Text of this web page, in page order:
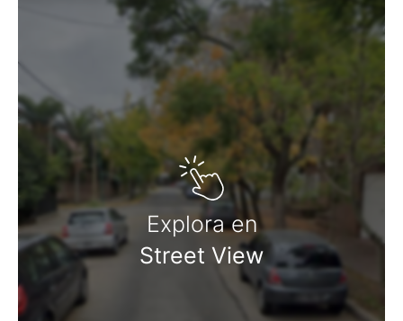
Explora en
Street View